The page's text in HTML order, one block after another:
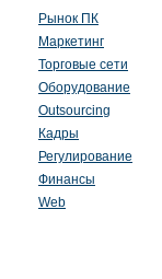
Рынок ПК
Маркетинг
Торговые сети
Оборудование
Outsourcing
Кадры
Регулирование
Финансы
Web